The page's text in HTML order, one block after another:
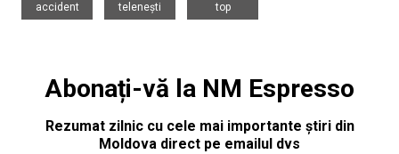
accident
telenești
top
Abonați-vă la NM Espresso
Rezumat zilnic cu cele mai importante știri din
Moldova direct pe emailul dvs